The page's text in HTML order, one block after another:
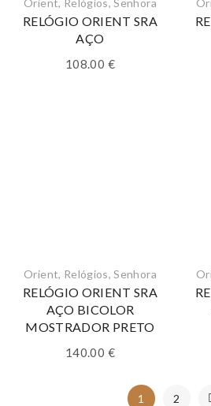
Orient, Relógios,Senhora
RELÓGIO ORIENT SRA
AÇO
108.00 €
Orient, Relógios,Senhora
RELÓGIO ORIENT SRA
AÇO BICOLOR
MOSTRADOR PRETO
140.00 €
1 2